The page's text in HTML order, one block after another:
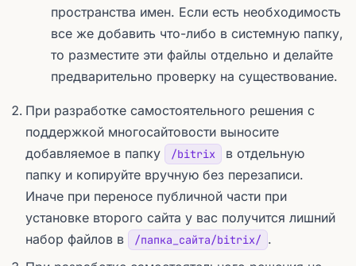
пространства имен. Если есть необходимость
все же добавить что-либо в системную папку,
то разместите эти файлы отдельно и делайте
предварительно проверку на существование.
При разработке самостоятельного решения с
поддержкой многосайтовости выносите
добавляемое в папку
/bitrix
в отдельную
папку и копируйте вручную без перезаписи.
Иначе при переносе публичной части при
установке второго сайта у вас получится лишний
набор файлов в
/папка_сайта/bitrix/ .